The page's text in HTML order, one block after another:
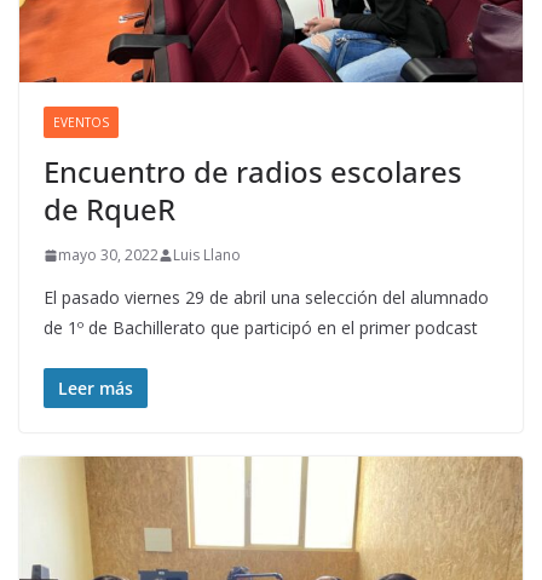
EVENTOS
Encuentro de radios escolares
de RqueR
mayo 30, 2022 Luis Llano
El pasado viernes 29 de abril una selección del alumnado
de 1º de Bachillerato que participó en el primer podcast
Leer más